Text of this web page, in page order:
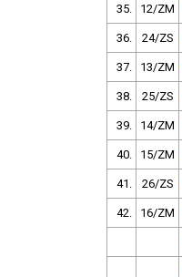
35. 12/ZM
36. 24/ZS
37. 13/ZM
38. 25/ZS
39. 14/ZM
40. 15/ZM
41. 26/ZS
42. 16/ZM